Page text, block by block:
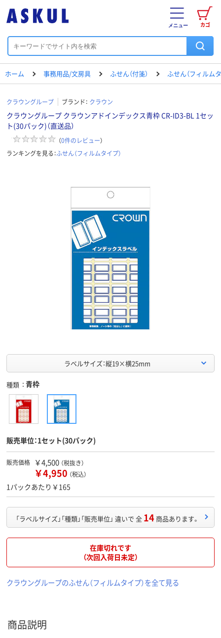
カゴ
メニュー
ホーム 事務用品/文房具 ふせん（付箋） ふせん（フィルム
クラウングループ ブランド： クラウン
クラウングループ クラウンアドインデックス青枠 CR-ID3-BL 1セッ
ト(30パック)（直送品）
（0件のレビュー）
ランキングを見る：ふせん（フィルムタイプ）
ラベルサイズ：縦19×横25mm
種類 青枠
販売単位：1セット(30パック)
販売価格 ￥4,500 （税抜き）
￥4,950 （税込）
1パックあたり￥165
「ラベルサイズ」「種類」「販売単位」 違いで 全 14 商品あります。
在庫切れです
（次回入荷日未定）
クラウングループのふせん（フィルムタイプ）を全て見る
商品説明